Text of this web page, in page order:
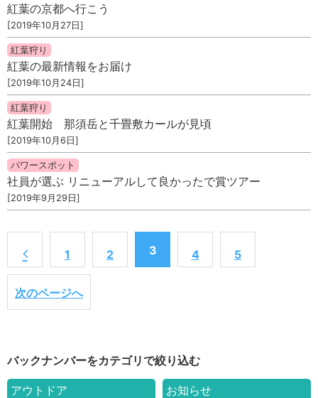
紅葉の京都へ行こう
[2019年10月27日]
紅葉狩り
紅葉の最新情報をお届け
[2019年10月24日]
紅葉狩り
紅葉開始 那須岳と千畳敷カールが見頃
[2019年10月6日]
パワースポット
社員が選ぶ リニューアルして良かったで賞ツアー
[2019年9月29日]
1 2 3 4 5
次のページへ
バックナンバーをカテゴリで絞り込む
アウトドア お知らせ